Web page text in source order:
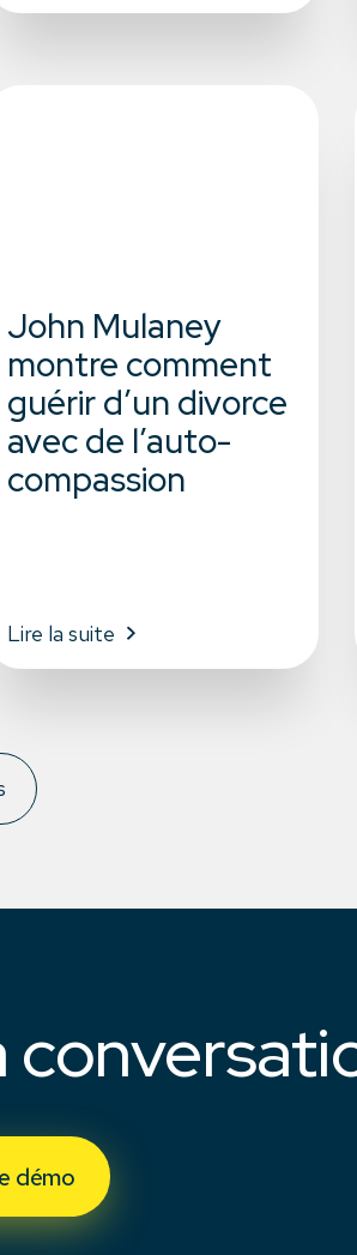
John Mulaney
montre comment
guérir d’un divorce
avec de l’auto-
compassion
Lire la suite
démo